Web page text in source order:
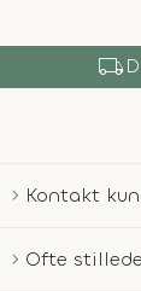
local_shipping
Kontakt
Ofte